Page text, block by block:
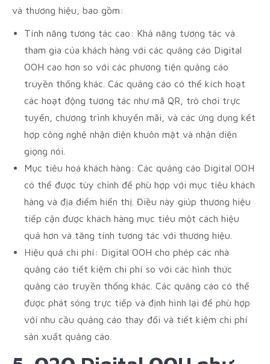
và thương hiệu, bao gồm:
Tính năng tương tác cao: Khả năng tương tác và
tham gia của khách hàng với các quảng cáo Digital
OOH cao hơn so với các phương tiện quảng cáo
truyền thống khác. Các quảng cáo có thể kích hoạt
các hoạt động tương tác như mã QR, trò chơi trực
tuyến, chương trình khuyến mãi, và các ứng dụng kết
hợp công nghệ nhận diện khuôn mặt và nhận diện
giọng nói.
Mục tiêu hoá khách hàng: Các quảng cáo Digital OOH
có thể được tùy chỉnh để phù hợp với mục tiêu khách
hàng và địa điểm hiển thị. Điều này giúp thương hiệu
tiếp cận được khách hàng mục tiêu một cách hiệu
quả hơn và tăng tính tương tác với thương hiệu.
Hiệu quả chi phí: Digital OOH cho phép các nhà
quảng cáo tiết kiệm chi phí so với các hình thức
quảng cáo truyền thống khác. Các quảng cáo có thể
được phát sóng trực tiếp và định hình lại để phù hợp
với nhu cầu quảng cáo thay đổi và tiết kiệm chi phí
sản xuất quảng cáo.